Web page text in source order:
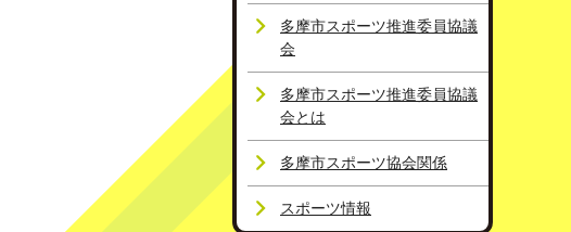
多摩市スポーツ推進委員協議
会
多摩市スポーツ推進委員協議
会とは
多摩市スポーツ協会関係
スポーツ情報